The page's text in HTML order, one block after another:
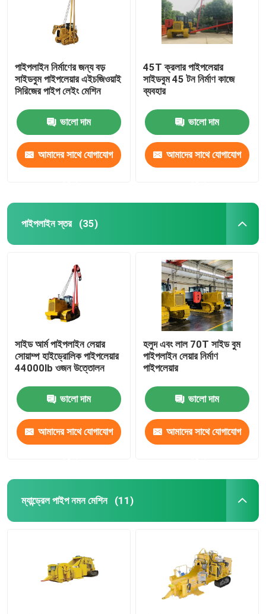
পাইপলাইন নির্মাণের জন্য বড়
সাইডবুম পাইপলেয়ার এইচজিওয়াই
সিরিজের পাইপ লেইং মেশিন
ভালো দাম
আমাদের সাথে যোগাযোগ
45T ক্রলার পাইপলেয়ার
সাইডবুম 45 টন নির্মাণ কাজে
ব্যবহার
ভালো দাম
আমাদের সাথে যোগাযোগ
পাইপলাইন স্তর (35)
সাইড আর্ম পাইপলাইন লেয়ার
সোয়াম্প হাইড্রোলিক পাইপলেয়ার
44000lb ওজন উত্তোলন
ভালো দাম
আমাদের সাথে যোগাযোগ
হলুদ এবং লাল 70T সাইড বুম
পাইপলাইন লেয়ার নির্মাণ
পাইপলেয়ার
ভালো দাম
আমাদের সাথে যোগাযোগ
ম্যান্ড্রেল পাইপ নমন মেশিন (11)